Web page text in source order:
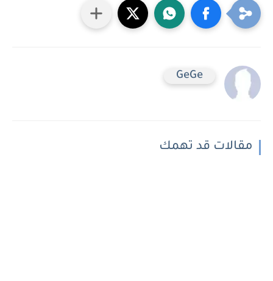
GeGe
مقالات قد تهمك